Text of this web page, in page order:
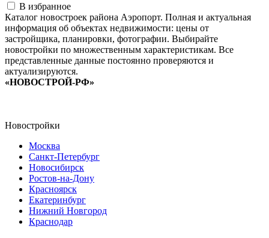
В избранное
Каталог новостроек района Аэропорт. Полная и актуальная
информация об объектах недвижимости: цены от
застройщика, планировки, фотографии. Выбирайте
новостройки по множественным характеристикам. Все
представленные данные постоянно проверяются и
актуализируются.
«НОВОСТРОЙ-РФ»
Новостройки
Москва
Санкт-Петербург
Новосибирск
Ростов-на-Дону
Красноярск
Екатеринбург
Нижний Новгород
Краснодар